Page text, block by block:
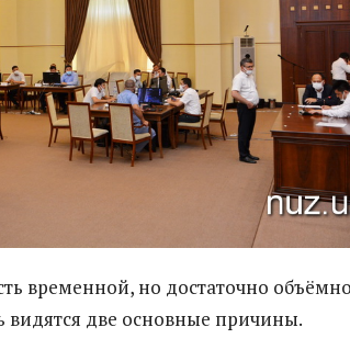
временной, но достаточно
видятся две основные причины.